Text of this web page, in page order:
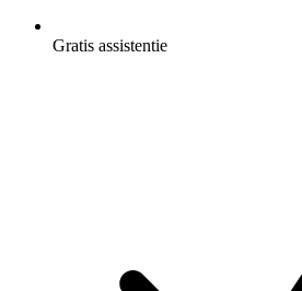
Gratis assistentie